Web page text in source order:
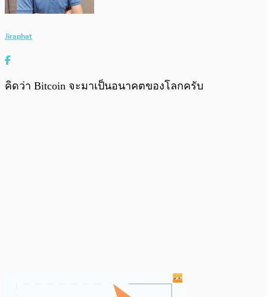
Jiraphat
คิดว่า Bitcoin จะมาเป็นอนาคตของโลกครับ